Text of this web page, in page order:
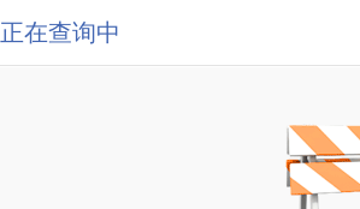
正在查询中